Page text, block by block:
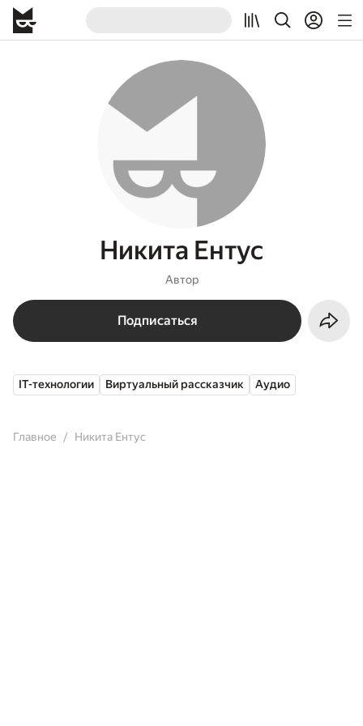
Никита Ентус
Автор
Подписаться
IT-технологии Виртуальный рассказчик Аудио
Главное Никита Ентус